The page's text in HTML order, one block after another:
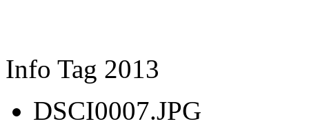
Info Tag 2013
DSCI0007.JPG